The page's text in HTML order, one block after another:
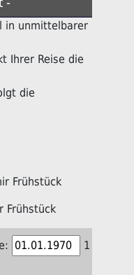
in unmittelbarer
Ihrer Reise die
die
Frühstück
Frühstück
1